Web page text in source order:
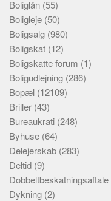
Boliglån (55)
Boligleje (50)
Boligsalg (980)
Boligskat (12)
Boligskatte forum (1)
Boligudlejning (286)
Bopæl (12109)
Briller (43)
Bureaukrati (248)
Byhuse (64)
Delejerskab (283)
Deltid (9)
Dobbeltbeskatningsaftale
Dykning (2)